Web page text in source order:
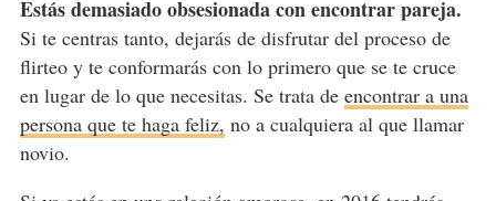
Estás demasiado obsesionada con encontrar pareja.
Si te centras tanto, dejarás de disfrutar del proceso de
flirteo y te conformarás con lo primero que se te cruce
en lugar de lo que necesitas. Se trata de encontrar a una
persona que te haga feliz, no a cualquiera al que llamar
novio.